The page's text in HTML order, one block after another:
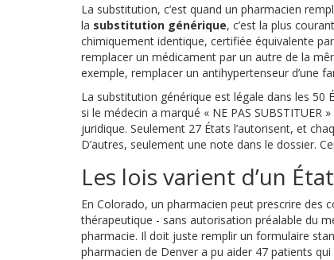
La substitution, c’est quand un pharmacien
la substitution générique, c’est la plus
chimiquement identique, certifiée équivalente
remplacer un médicament par un autre de la
exemple, remplacer un antihypertenseur d’une
La substitution générique est légale dans les
si le médecin a marqué « NE PAS SUBSTITUER
juridique. Seulement 27 États l’autorisent, et
D’autres, seulement une note dans le dossier.
Les lois varient d’un
En Colorado, un pharmacien peut prescrire
thérapeutique - sans autorisation préalable du
pharmacie. Il doit juste remplir un formulaire
pharmacien de Denver a pu aider 47 patients qui